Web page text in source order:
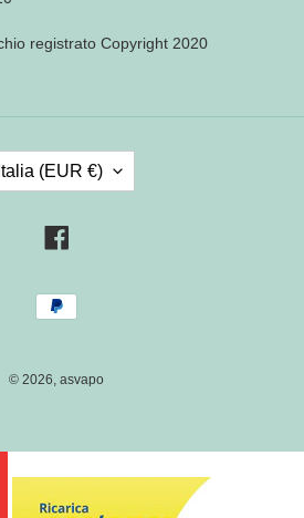
registrato Copyright 2020
Italia (EUR €)
Metodi
di
© 2026, asvapo